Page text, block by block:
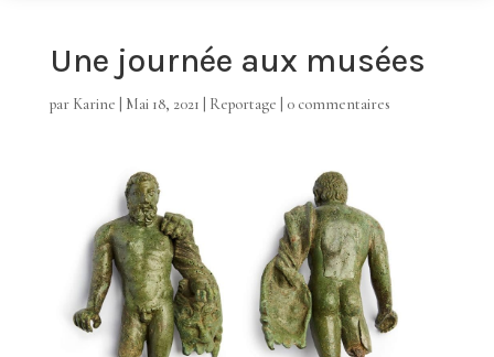
Une journée aux musées
par Karine Mai 18, 2021 Reportage 0 commentaires